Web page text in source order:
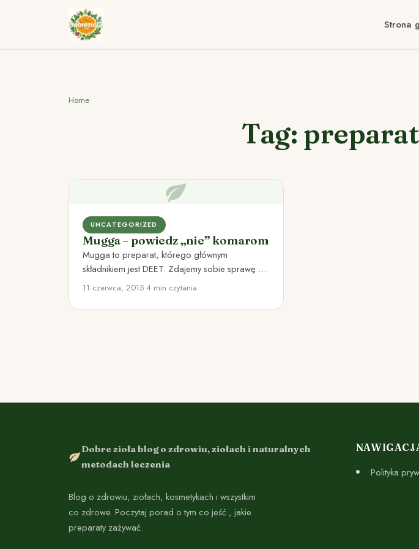
Strona
Home
Tag:
UNCATEGORIZED
Mugga – powiedz „nie” komarom
Mugga to preparat, którego głównym
składnikiem jest DEET. Zdajemy sobie sprawę z
tego, że wiele osób boi się…
11 czerwca, 2015•4 min czytania
Dobre zioła blog o zdrowiu, ziołach i naturalnych
metodach leczenia
Blog o zdrowiu, ziołach, kosmetykach i wszystkim
co zdrowe. Poczytaj porad o tym co jeść , jakie
preparaty zażywać.
Polityka